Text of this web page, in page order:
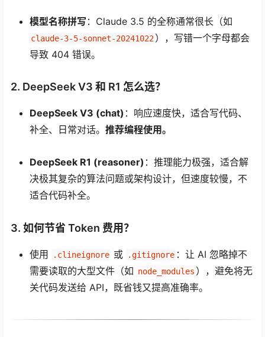
模型名称拼写 ：Claude 3.5 的全称通常很长（如
claude-3-5-sonnet-20241022），写错一个字母都会
导致 404 错误。
2. DeepSeek V3 和 R1 怎么选？
DeepSeek V3 (chat) ：响应速度快，适合写代码、
补全、日常对话。 推荐编程使用。
DeepSeek R1 (reasoner) ：推理能力极强，适合解
决极其复杂的算法问题或架构设计，但速度较慢，不
适合代码补全。
3. 如何节省 Token 费用？
使用 .clineignore 或 .gitignore ：让 AI 忽略掉不
需要读取的大型文件（如 node_modules ），避免将无
关代码发送给 API，既省钱又提高准确率。